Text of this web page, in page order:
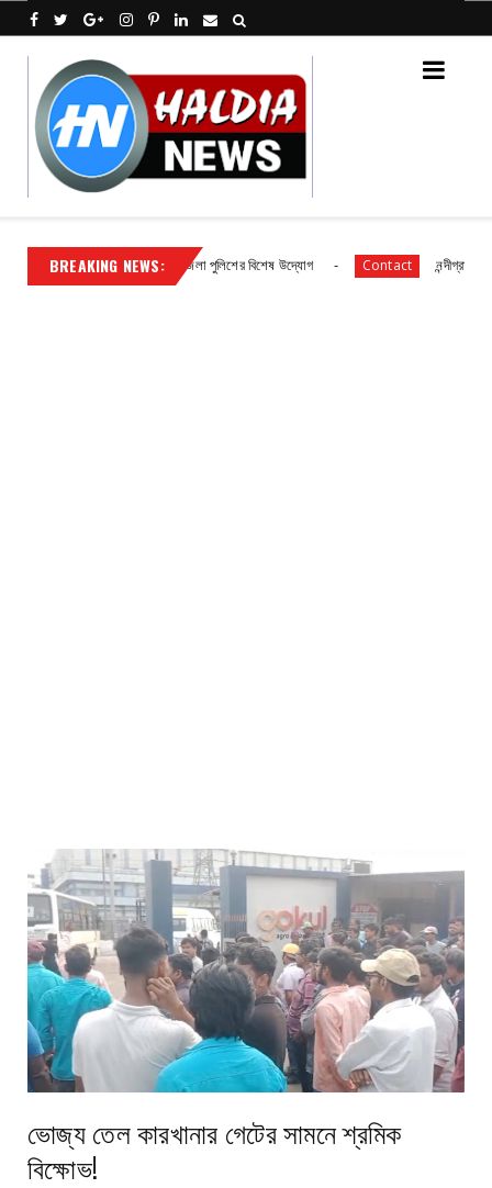
BREAKING NEWS:
প্রশিক্ষণে পূর্ব মেদিনীপুর জেলা পুলিশের বিশেষ উদ্যোগ Contact নন্দীগ্রামে
ভোজ্য তেল কারখানার গেটের সামনে শ্রমিক
বিক্ষোভ!